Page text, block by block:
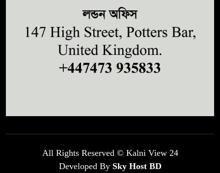
All Rights Reserved © Kalni View 24
Developed By Sky Host BD